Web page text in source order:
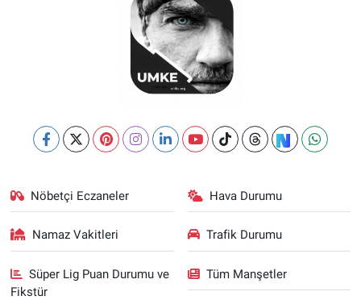
Nöbetçi Eczaneler Hava Durumu
Namaz Vakitleri Trafik Durumu
Süper Lig Puan Durumu ve
Fikstür
Tüm Manşetler